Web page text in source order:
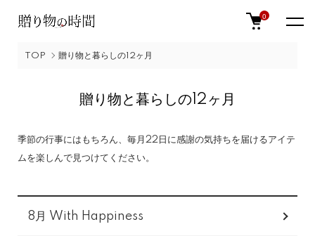
0
TOP 贈り物と暮らしの12ヶ月
贈り物と暮らしの12ヶ月
季節の行事にはもちろん、毎月22日に感謝の気持ちを届けるアイテ
ムを楽しんで見つけてください。
グループ一覧
8月 With Happiness